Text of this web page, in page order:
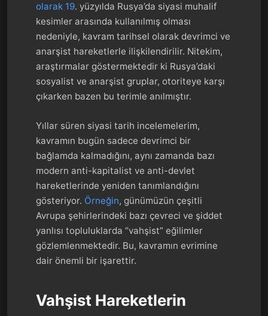
olarak 19. yüzyılda Rusya’da siyasi muhalif
kesimler arasında kullanılmış olması
nedeniyle, kavram tarihsel olarak devrimci ve
anarşist hareketlerle ilişkilendirilir. Nitekim,
araştırmalar göstermektedir ki Rusya’daki
sosyalist ve anarşist gruplar, otoriteye karşı
çıkarken bazen bu terimle anılmıştır.
Yıllar süren siyasi tarih incelemelerim,
kavramın bugün sadece devrimci bir
bağlamda kalmadığını, aynı zamanda bazı
modern anti-kapitalist ve anti-devlet
hareketlerinde yeniden tanımlandığını
gösteriyor. Örneğin, günümüzün çeşitli
Avrupa şehirlerindeki bazı çevreci ve şiddet
yanlısı topluluklarda “vahşist” eğilimler
gözlemlenmektedir. Bu, kavramın evrimine
dair önemli bir işarettir.
Vahşist Hareketlerin